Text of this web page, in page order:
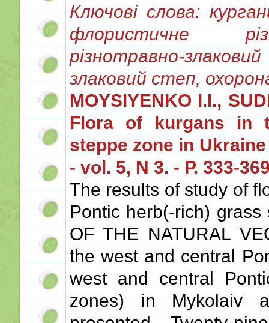
Ключові слова:
флористичне
різнотравно-
злаковий степ,
MOYSIYENKO I.I.,
Flora of kurgans in
steppe zone in
- vol. 5, N 3. - Р. 333-
The results of study of
Pontic herb(-rich)
OF THE NATURAL
the west and central
west and central
zones) in Mykolaiv